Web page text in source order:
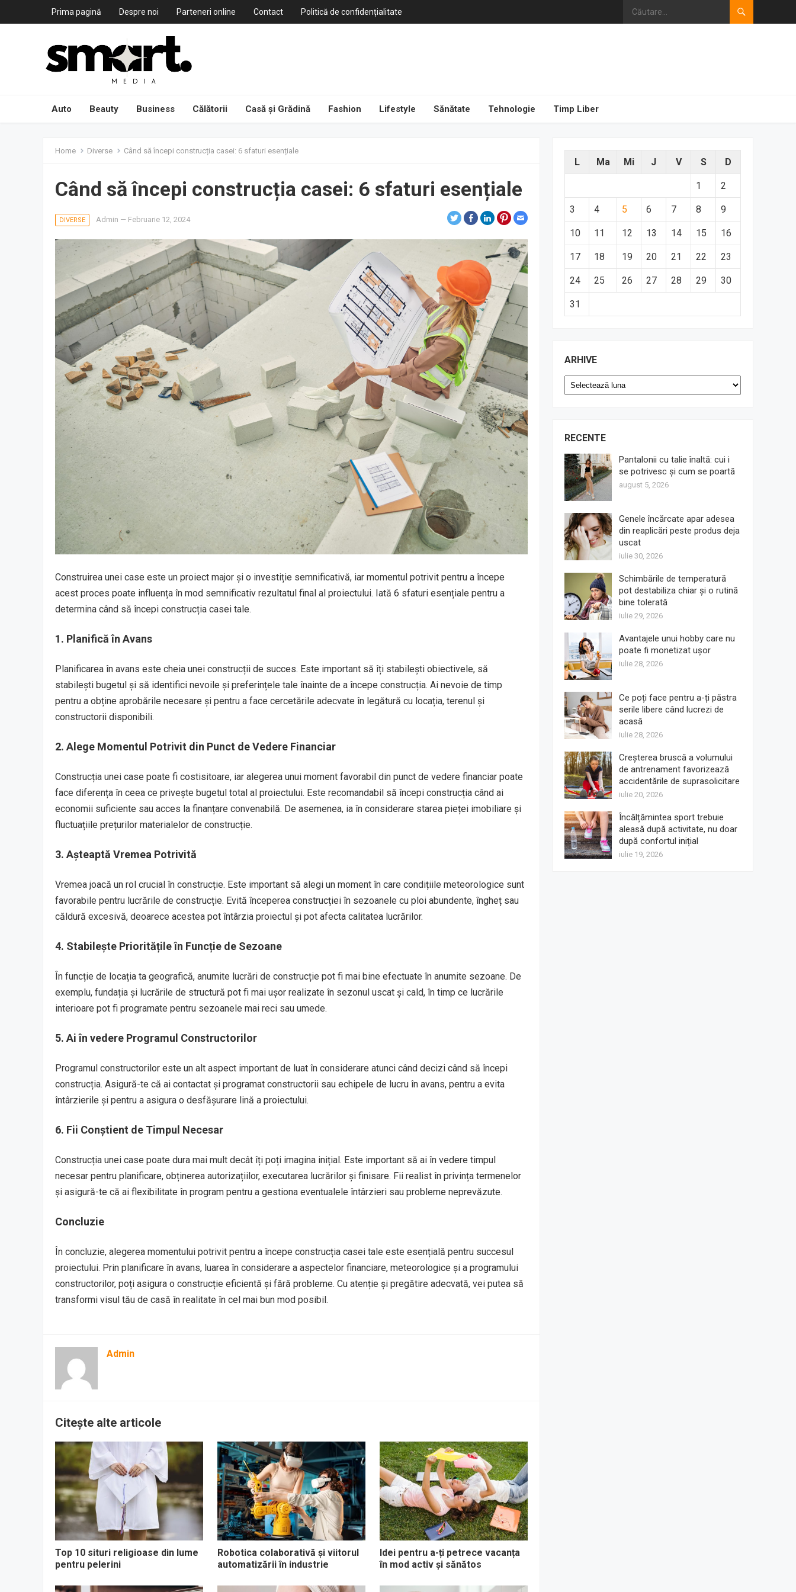
Prima pagină Despre noi Parteneri online Contact Politică de confidențialitate
Auto Beauty Business Călătorii Casă și Grădină Fashion Lifestyle Sănătate Tehnologie Timp Liber
Home Diverse Când să începi construcția casei: 6 sfaturi esențiale
Când să începi construcția casei: 6 sfaturi esențiale
DIVERSE Admin — Februarie 12, 2024
Construirea unei case este un proiect major și o investiție semnificativă, iar momentul potrivit pentru a începe
acest proces poate influența în mod semnificativ rezultatul final al proiectului. Iată 6 sfaturi esențiale pentru a
determina când să începi construcția casei tale.
1. Planifică în Avans
Planificarea în avans este cheia unei construcții de succes. Este important să îți stabilești obiectivele, să
stabilești bugetul și să identifici nevoile și preferințele tale înainte de a începe construcția. Ai nevoie de timp
pentru a obține aprobările necesare și pentru a face cercetările adecvate în legătură cu locația, terenul și
constructorii disponibili.
2. Alege Momentul Potrivit din Punct de Vedere Financiar
Construcția unei case poate fi costisitoare, iar alegerea unui moment favorabil din punct de vedere financiar poate
face diferența în ceea ce privește bugetul total al proiectului. Este recomandabil să începi construcția când ai
economii suficiente sau acces la finanțare convenabilă. De asemenea, ia în considerare starea pieței imobiliare și
fluctuațiile prețurilor materialelor de construcție.
3. Așteaptă Vremea Potrivită
Vremea joacă un rol crucial în construcție. Este important să alegi un moment în care condițiile meteorologice sunt
favorabile pentru lucrările de construcție. Evită începerea construcției în sezoanele cu ploi abundente, îngheț sau
căldură excesivă, deoarece acestea pot întârzia proiectul și pot afecta calitatea lucrărilor.
4. Stabilește Prioritățile în Funcție de Sezoane
În funcție de locația ta geografică, anumite lucrări de construcție pot fi mai bine efectuate în anumite sezoane. De
exemplu, fundația și lucrările de structură pot fi mai ușor realizate în sezonul uscat și cald, în timp ce lucrările
interioare pot fi programate pentru sezoanele mai reci sau umede.
5. Ai în vedere Programul Constructorilor
Programul constructorilor este un alt aspect important de luat în considerare atunci când decizi când să începi
construcția. Asigură-te că ai contactat și programat constructorii sau echipele de lucru în avans, pentru a evita
întârzierile și pentru a asigura o desfășurare lină a proiectului.
6. Fii Conștient de Timpul Necesar
Construcția unei case poate dura mai mult decât îți poți imagina inițial. Este important să ai în vedere timpul
necesar pentru planificare, obținerea autorizațiilor, executarea lucrărilor și finisare. Fii realist în privința termenelor
și asigură-te că ai flexibilitate în program pentru a gestiona eventualele întârzieri sau probleme neprevăzute.
Concluzie
În concluzie, alegerea momentului potrivit pentru a începe construcția casei tale este esențială pentru succesul
proiectului. Prin planificare în avans, luarea în considerare a aspectelor financiare, meteorologice și a programului
constructorilor, poți asigura o construcție eficientă și fără probleme. Cu atenție și pregătire adecvată, vei putea să
transformi visul tău de casă în realitate în cel mai bun mod posibil.
Admin
Citește alte articole
Top 10 situri religioase din lume
pentru pelerini
Robotica colaborativă și viitorul
automatizării în industrie
Idei pentru a-ți petrece vacanța
în mod activ și sănătos
L Ma Mi J V S D
1 2
3 4 5 6 7 8 9
10 11 12 13 14 15 16
17 18 19 20 21 22 23
24 25 26 27 28 29 30
31
ARHIVE
Arhive
RECENTE
Pantalonii cu talie înaltă: cui i
se potrivesc și cum se poartă
august 5, 2026
Genele încărcate apar adesea
din reaplicări peste produs deja
uscat
iulie 30, 2026
Schimbările de temperatură
pot destabiliza chiar și o rutină
bine tolerată
iulie 29, 2026
Avantajele unui hobby care nu
poate fi monetizat ușor
iulie 28, 2026
Ce poți face pentru a-ți păstra
serile libere când lucrezi de
acasă
iulie 28, 2026
Creșterea bruscă a volumului
de antrenament favorizează
accidentările de suprasolicitare
iulie 20, 2026
Încălțămintea sport trebuie
aleasă după activitate, nu doar
după confortul inițial
iulie 19, 2026